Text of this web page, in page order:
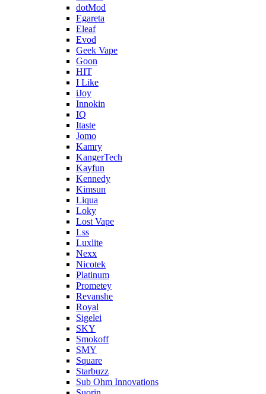
dotMod
Egareta
Eleaf
Evod
Geek Vape
Goon
HIT
I Like
iJoy
Innokin
IQ
Itaste
Jomo
Kamry
KangerTech
Kayfun
Kennedy
Kimsun
Liqua
Loky
Lost Vape
Lss
Luxlite
Nexx
Nicotek
Platinum
Prometey
Revanshe
Royal
Sigelei
SKY
Smokoff
SMY
Square
Starbuzz
Sub Ohm Innovations